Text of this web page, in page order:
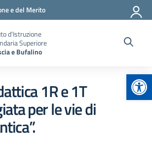
e del Merito
d'Istruzione
Superiore
e Bufalino
1R e 1T
per le vie di